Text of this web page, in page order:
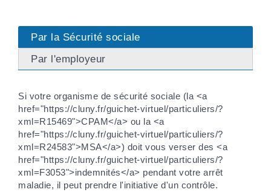
Par la Sécurité sociale
Par l'employeur
Si votre organisme de sécurité sociale (la <a
href="https://cluny.fr/guichet-virtuel/particuliers/?
xml=R15469">CPAM</a> ou la <a
href="https://cluny.fr/guichet-virtuel/particuliers/?
xml=R24583">MSA</a>) doit vous verser des <a
href="https://cluny.fr/guichet-virtuel/particuliers/?
xml=F3053">indemnités</a> pendant votre arrêt
maladie, il peut prendre l'initiative d'un contrôle.